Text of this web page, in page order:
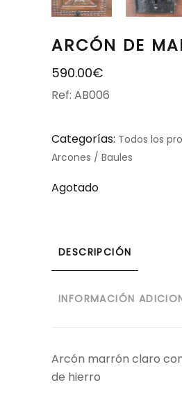
ARCÓN DE
590.00€
Ref: AB006
Categorías: Todos los
Arcones / Baules
Agotado
DESCRIPCIÓN
INFORMACIÓN
Arcón marrón claro
de hierro